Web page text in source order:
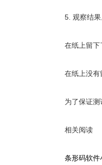
5. 观察结果
在纸上留下了
在纸上没有留
为了保证测试
相关阅读
条形码软件